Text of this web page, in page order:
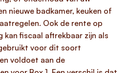
nieuwe badkamer, keuken of
Ook de rente op
kan fiscaal aftrekbaar zijn als
voor dit soort
voldoet aan de